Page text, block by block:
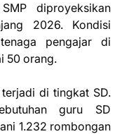
diproyeksikan
2026. Kondisi
pengajar di
50 orang.
di tingkat SD.
guru SD
1.232 rombongan